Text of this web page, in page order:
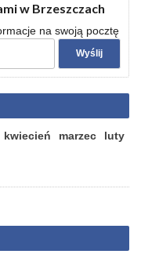
w Brzeszczach
na swoją pocztę
kwiecień marzec
luty